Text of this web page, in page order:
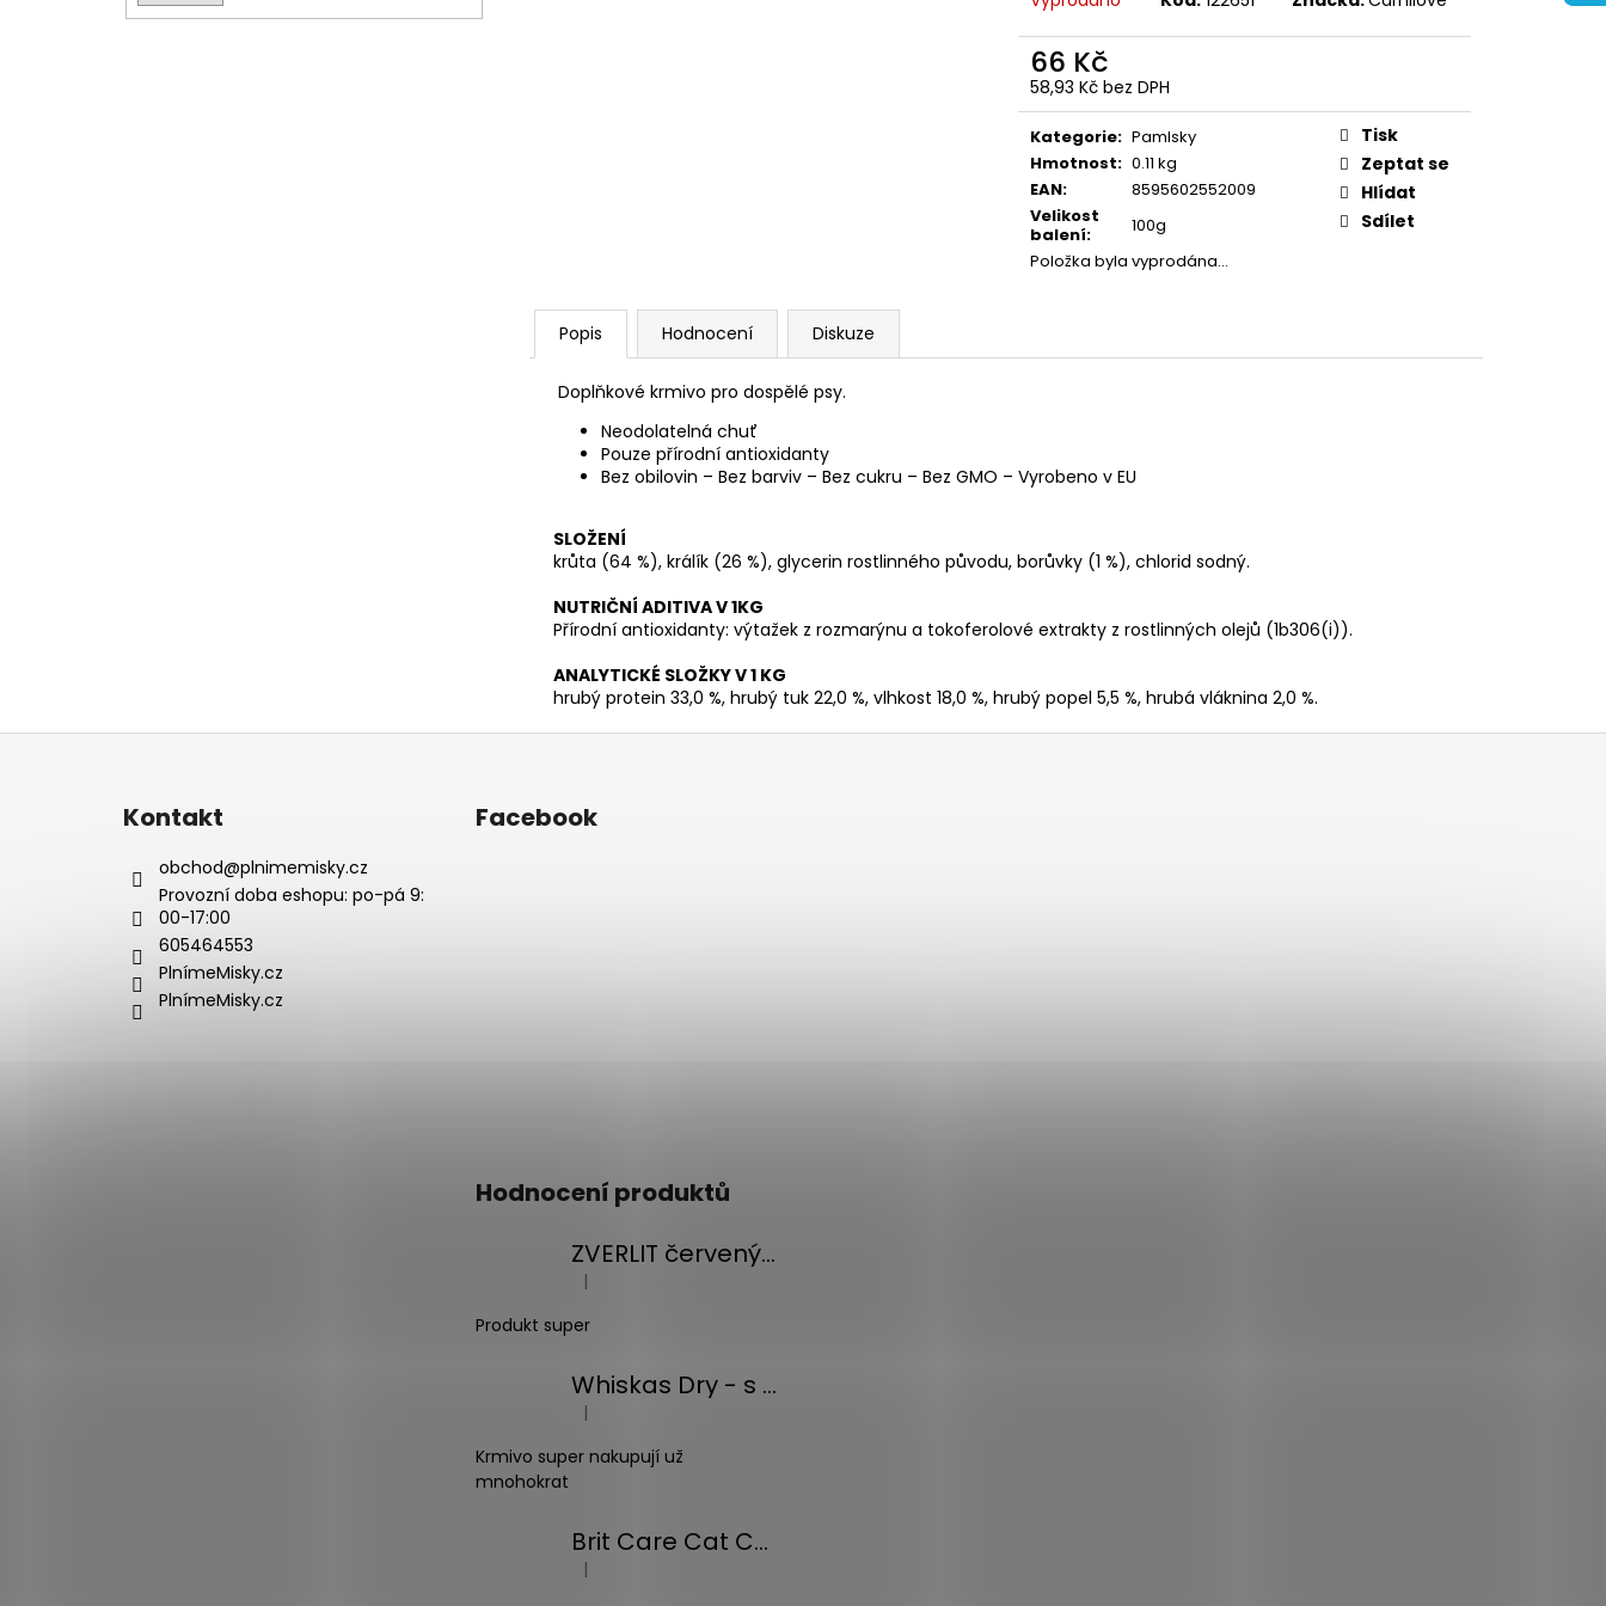
66 Kč
58,93 Kč bez DPH
Měrná
cena:
Kategorie: Pamlsky
Hmotnost: 0.11 kg
EAN:
8595602552009
Velikost
balení:
100g
Položka byla vyprodána…
Tisk
Zeptat se
Hlídat
Sdílet
Popis Hodnocení Diskuze
Doplňkové krmivo pro dospělé psy.
Neodolatelná chuť
Pouze přírodní antioxidanty
Bez obilovin – Bez barviv – Bez cukru – Bez GMO – Vyrobeno v EU
SLOŽENÍ
krůta (64 %), králík (26 %), glycerin rostlinného původu, borůvky (1 %), chlorid sodný.
NUTRIČNÍ ADITIVA V 1KG
Přírodní antioxidanty: výtažek z rozmarýnu a tokoferolové extrakty z rostlinných olejů (1b306(i)).
ANALYTICKÉ SLOŽKY V 1 KG
hrubý protein 33,0 %, hrubý tuk 22,0 %, vlhkost 18,0 %, hrubý popel 5,5 %, hrubá vláknina 2,0 %.
Z
Kontakt
obchod@plnimemisky.cz
Provozní doba eshopu: po-pá 9:
00-17:00
605464553
PlnímeMisky.cz
PlnímeMisky.cz
Facebook
Hodnocení produktů
ZVERLIT červený hrubá s vůní Podestýlka kočka 10kg
Hodnocení produktu je 5 z 5 hvězdiček.
|
Produkt super
Whiskas Dry - s tuňákem - 14kg
Hodnocení produktu je 5 z 5 hvězdiček.
|
Krmivo super nakupují už
mnohokrat
Brit Care Cat Christmas Beef Soup 75g
Hodnocení produktu je 5 z 5 hvězdiček.
|